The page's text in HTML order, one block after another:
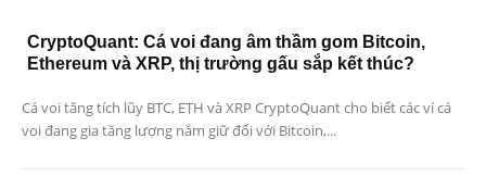
CryptoQuant: Cá voi đang âm thầm gom Bitcoin,
Ethereum và XRP, thị trường gấu sắp kết thúc?
Cá voi tăng tích lũy BTC, ETH và XRP CryptoQuant cho biết các ví cá
voi đang gia tăng lượng nắm giữ đối với Bitcoin,...